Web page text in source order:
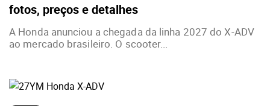
fotos, preços e detalhes
A Honda anunciou a chegada da linha 2027 do X-ADV
ao mercado brasileiro. O scooter...